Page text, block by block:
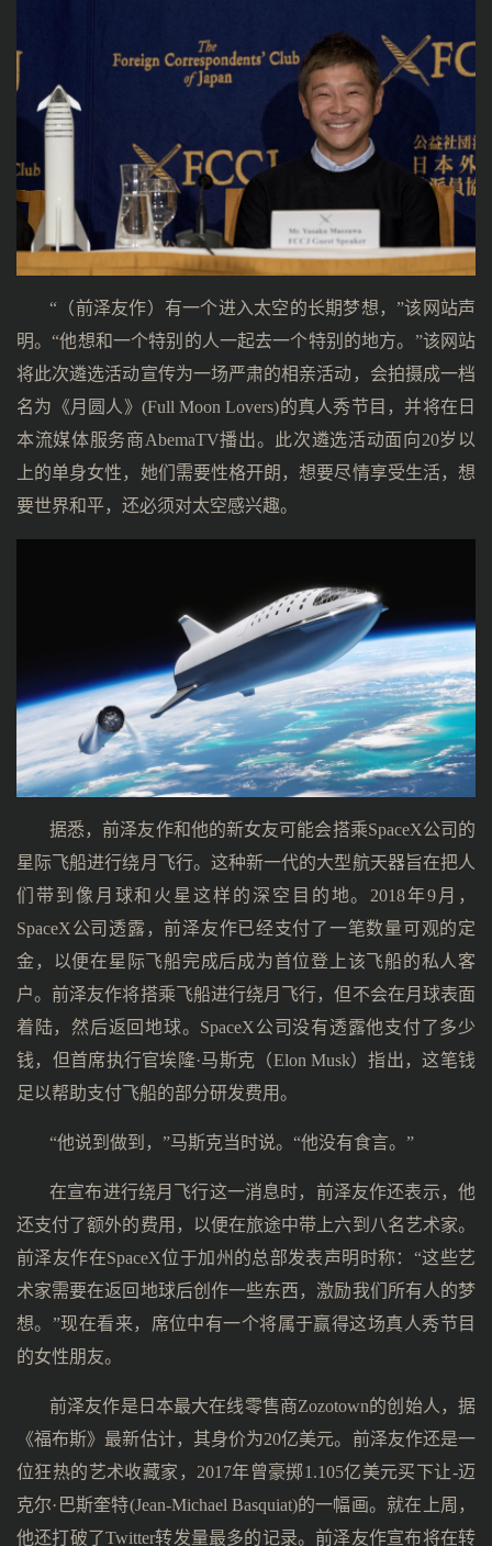
“（前泽友作）有一个进入太空的长期梦想，”该网站声
明。“他想和一个特别的人一起去一个特别的地方。”该网站
将此次遴选活动宣传为一场严肃的相亲活动，会拍摄成一档
名为《月圆人》(Full Moon Lovers)的真人秀节目，并将在日
本流媒体服务商AbemaTV播出。此次遴选活动面向20岁以
上的单身女性，她们需要性格开朗，想要尽情享受生活，想
要世界和平，还必须对太空感兴趣。
据悉，前泽友作和他的新女友可能会搭乘SpaceX公司的
星际飞船进行绕月飞行。这种新一代的大型航天器旨在把人
们带到像月球和火星这样的深空目的地。2018年9月，
SpaceX公司透露，前泽友作已经支付了一笔数量可观的定
金，以便在星际飞船完成后成为首位登上该飞船的私人客
户。前泽友作将搭乘飞船进行绕月飞行，但不会在月球表面
着陆，然后返回地球。SpaceX公司没有透露他支付了多少
钱，但首席执行官埃隆·马斯克（Elon Musk）指出，这笔钱
足以帮助支付飞船的部分研发费用。
“他说到做到，”马斯克当时说。“他没有食言。”
在宣布进行绕月飞行这一消息时，前泽友作还表示，他
还支付了额外的费用，以便在旅途中带上六到八名艺术家。
前泽友作在SpaceX位于加州的总部发表声明时称：“这些艺
术家需要在返回地球后创作一些东西，激励我们所有人的梦
想。”现在看来，席位中有一个将属于赢得这场真人秀节目
的女性朋友。
前泽友作是日本最大在线零售商Zozotown的创始人，据
《福布斯》最新估计，其身价为20亿美元。前泽友作还是一
位狂热的艺术收藏家，2017年曾豪掷1.105亿美元买下让-迈
克尔·巴斯奎特(Jean-Michael Basquiat)的一幅画。就在上周，
他还打破了Twitter转发量最多的记录。前泽友作宣布将在转